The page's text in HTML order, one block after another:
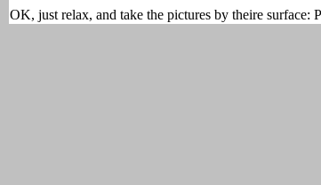
OK, just relax, and take the pictures by theire surface: